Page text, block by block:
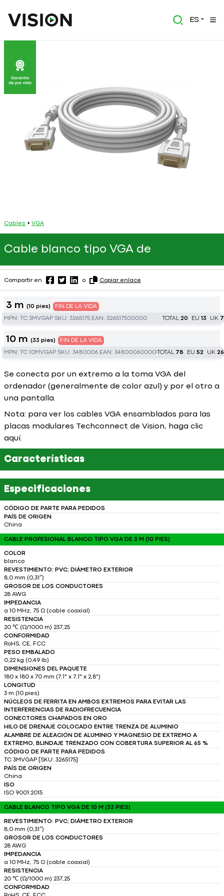
ES
Cables VGA
Cable blanco tipo VGA de
Compartir en o Copiar enlace
3 m (10 pies) FIN DE LA VIDA
MPN: TC 3MVGAP SKU: 3265175 EAN: 326517500000 TOTAL 20 EU 13 UK 7
10 m (33 pies) FIN DE LA VIDA
MPN: TC 10MVGAP SKU: 3480006 EAN: 348000600000 TOTAL 78 EU 52 UK 26
Se conecta por un extremo a la toma VGA del
ordenador (generalmente de color azul) y por el otro a
una pantalla.
Nota: para ver los cables VGA ensamblados para las
placas modulares Techconnect de Vision, haga clic
aquí.
Características
Especificaciones
CÓDIGO DE PARTE PARA PEDIDOS
PAÍS DE ORIGEN
China
CABLE PROFESIONAL BLANCO TIPO VGA DE 3 M (10 PIES)
COLOR
blanco
REVESTIMIENTO: PVC; DIÁMETRO EXTERIOR
8,0 mm (0,31″)
GROSOR DE LOS CONDUCTORES
28 AWG
IMPEDANCIA
a 10 MHz, 75 Ω (cable coaxial)
RESISTENCIA
20 ℃ (Ω/1000 m) 237,25
CONFORMIDAD
RoHS, CE, FCC
PESO EMBALADO
0,22 kg (0,49 lb)
DIMENSIONES DEL PAQUETE
180 x 180 x 70 mm (7,1" x 7,1" x 2,8")
LONGITUD
3 m (10 pies)
NÚCLEOS DE FERRITA EN AMBOS EXTREMOS PARA EVITAR LAS
INTERFERENCIAS DE RADIOFRECUENCIA
CONECTORES CHAPADOS EN ORO
HILO DE DRENAJE COLOCADO ENTRE TRENZA DE ALUMINIO
ALAMBRE DE ALEACIÓN DE ALUMINIO Y MAGNESIO DE EXTREMO A
EXTREMO, BLINDAJE TRENZADO CON COBERTURA SUPERIOR AL 65 %
CÓDIGO DE PARTE PARA PEDIDOS
TC 3MVGAP [SKU: 3265175]
PAÍS DE ORIGEN
China
ISO
ISO 9001:2015
CABLE BLANCO TIPO VGA DE 10 M (33 PIES)
REVESTIMIENTO: PVC; DIÁMETRO EXTERIOR
8,0 mm (0,31″)
GROSOR DE LOS CONDUCTORES
28 AWG
IMPEDANCIA
a 10 MHz, 75 Ω (cable coaxial)
RESISTENCIA
20 ℃ (Ω/1000 m) 237,25
CONFORMIDAD